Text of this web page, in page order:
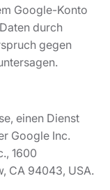
Google-Konto
durch
gegen
einen Dienst
Google Inc.
1600
CA 94043, USA.